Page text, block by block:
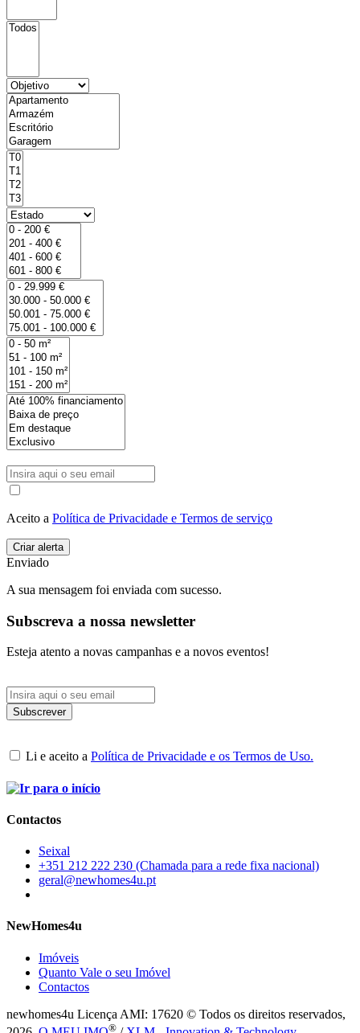
Aceito a Política de Privacidade e Termos de serviço
Enviado
A sua mensagem foi enviada com sucesso.
Subscreva a nossa newsletter
Esteja atento a novas campanhas e a novos eventos!
Li e aceito a Política de Privacidade e os Termos de Uso.
Contactos
Seixal
+351 212 222 230 (Chamada para a rede fixa nacional)
geral@newhomes4u.pt
NewHomes4u
Imóveis
Quanto Vale o seu Imóvel
Contactos
newhomes4u Licença AMI: 17620 © Todos os direitos reservados,
®